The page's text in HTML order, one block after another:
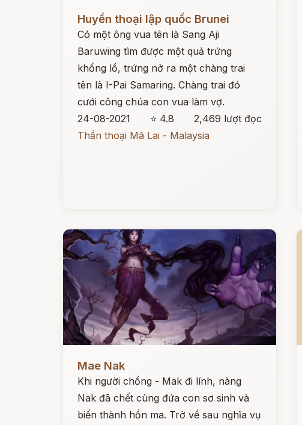
Đọc ngay
Huyền thoại lập quốc Brunei
Có một ông vua tên là Sang Aji
Baruwing tìm được một quả trứng
khổng lồ, trứng nở ra một chàng trai
tên là I-Pai Samaring. Chàng trai đó
cưới công chúa con vua làm vợ.
24-08-2021
⭐ 4.8
2,469 lượt đọc
Thần thoại Mã Lai - Malaysia
Mae Nak
Khi người chồng - Mak đi lính, nàng
Nak đã chết cùng đứa con sơ sinh và
biến thành hồn ma. Trở về sau nghĩa vụ